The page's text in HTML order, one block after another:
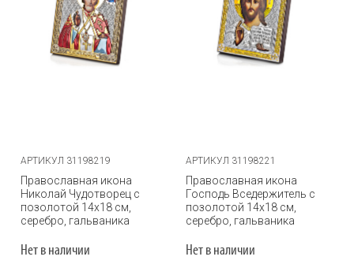
АРТИКУЛ 31198219
Православная икона
Николай Чудотворец с
позолотой 14х18 см,
серебро, гальваника
Нет в наличии
АРТИКУЛ 31198221
Православная икона
Господь Вседержитель с
позолотой 14х18 см,
серебро, гальваника
Нет в наличии